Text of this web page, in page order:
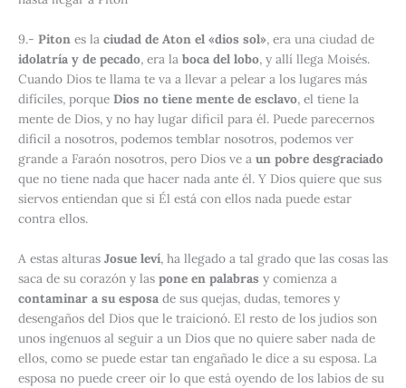
9.- Piton es la ciudad de Aton el «dios sol», era una ciudad de
idolatría y de pecado, era la boca del lobo, y allí llega Moisés.
Cuando Dios te llama te va a llevar a pelear a los lugares más
difíciles, porque Dios no tiene mente de esclavo, el tiene la
mente de Dios, y no hay lugar dificil para él. Puede parecernos
dificil a nosotros, podemos temblar nosotros, podemos ver
grande a Faraón nosotros, pero Dios ve a un pobre desgraciado
que no tiene nada que hacer nada ante él. Y Dios quiere que sus
siervos entiendan que si Él está con ellos nada puede estar
contra ellos.
A estas alturas Josue leví, ha llegado a tal grado que las cosas las
saca de su corazón y las pone en palabras y comienza a
contaminar a su esposa de sus quejas, dudas, temores y
desengaños del Dios que le traicionó. El resto de los judios son
unos ingenuos al seguir a un Dios que no quiere saber nada de
ellos, como se puede estar tan engañado le dice a su esposa. La
esposa no puede creer oir lo que está oyendo de los labios de su